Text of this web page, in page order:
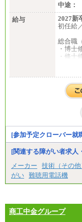
中途：
給与
2027新
初任給
総合職
・博士
・修士
・大学
・高専
一般事
・高専
・高専
・短大
・専門
※試用
中途：
（１）
月給：
想定年
・
対象外
[参加予定クローバー就
[関連する障がい者求人
メーカー
技術（その他
がい 難聴用電話機
商工中金グループ